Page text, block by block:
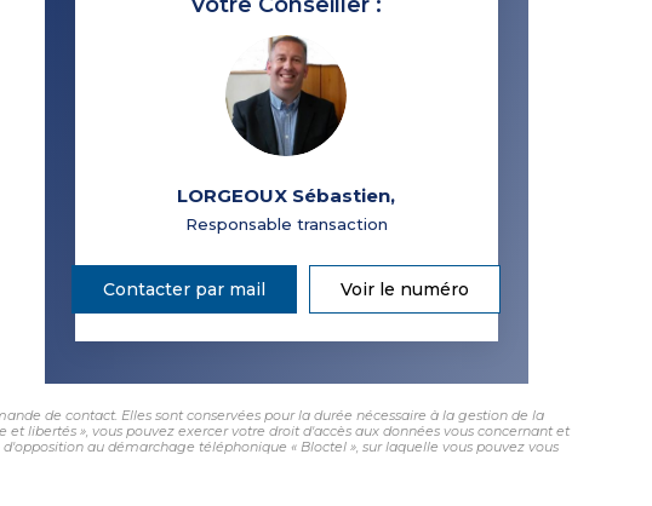
LORGEOUX Sébastien,
Responsable transaction
Contacter par mail Voir le numéro
de contact. Elles sont conservées pour la durée nécessaire à la gestion de la
libertés », vous pouvez exercer votre droit d'accès aux données vous concernant et
au démarchage téléphonique « Bloctel », sur laquelle vous pouvez vous